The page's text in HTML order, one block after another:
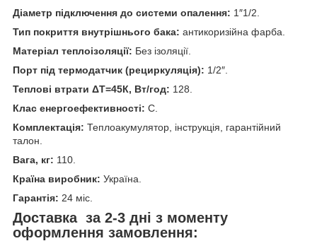
Діаметр підключення до системи опалення: 1″1/2.
Тип покриття внутрішнього бака: антикоризійна фарба.
Матеріал теплоізоляції: Без ізоляції.
Порт під термодатчик (рециркуляція): 1/2″.
Теплові втрати ΔT=45К, Вт/год: 128.
Клас енергоефективності: C.
Комплектація: Теплоакумулятор, інструкція, гарантійний
талон.
Вага, кг: 110.
Країна виробник: Україна.
Гарантія: 24 міс.
Доставка за 2-3 дні з моменту
оформлення замовлення: